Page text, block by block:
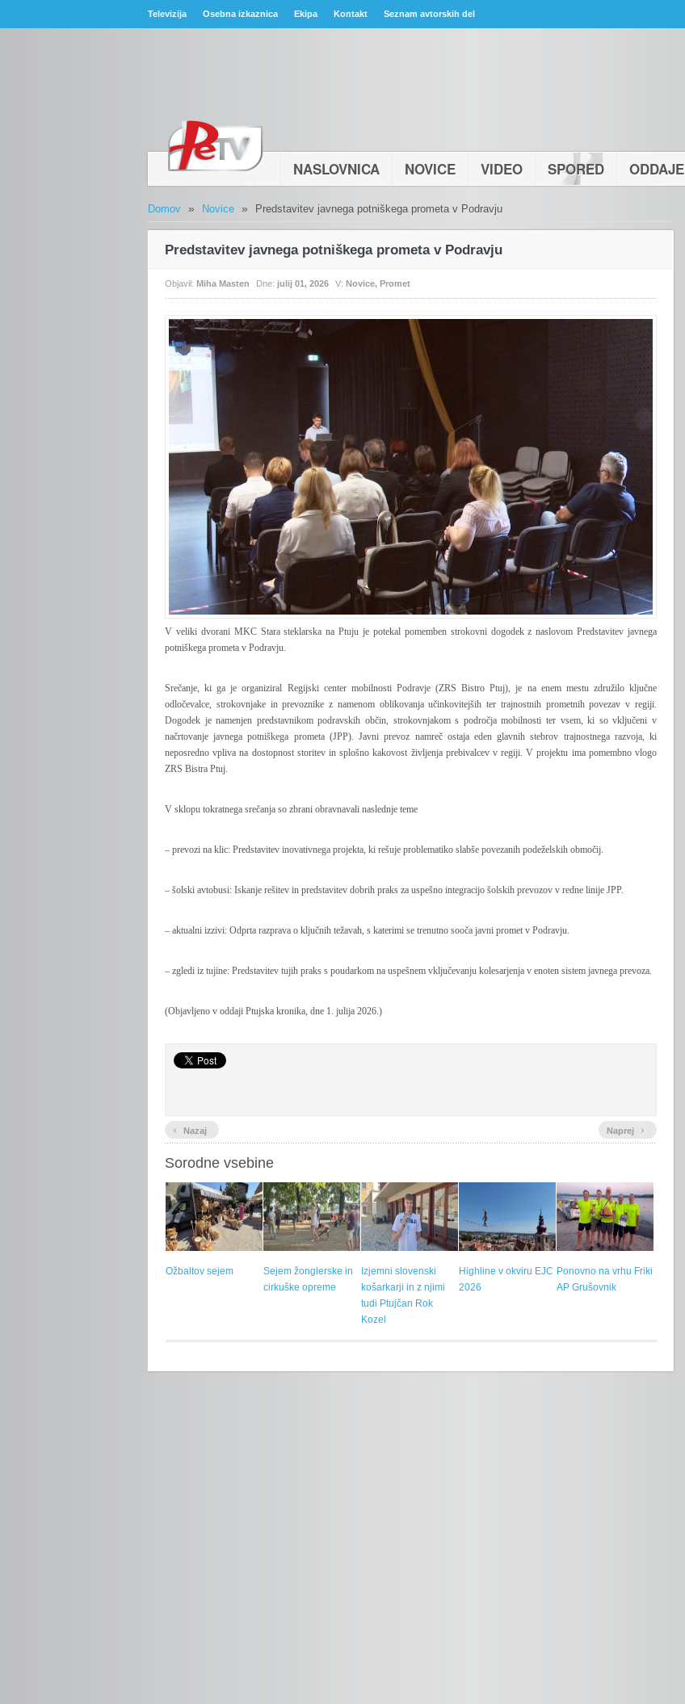
Televizija Osebna izkaznica Ekipa Kontakt Seznam avtorskih del
NASLOVNICA NOVICE VIDEO SPORED ODDAJE
Domov » Novice » Predstavitev javnega potniškega prometa v Podravju
Predstavitev javnega potniškega prometa v Podravju
Objavil: Miha Masten Dne: julij 01, 2026 V: Novice, Promet
V veliki dvorani MKC Stara steklarska na Ptuju je potekal pomemben strokovni dogodek z naslovom Predstavitev javnega
potniškega prometa v Podravju.
Srečanje, ki ga je organiziral Regijski center mobilnosti Podravje (ZRS Bistro Ptuj), je na enem mestu združilo ključne
odločevalce, strokovnjake in prevoznike z namenom oblikovanja učinkovitejših ter trajnostnih prometnih povezav v regiji.
Dogodek je namenjen predstavnikom podravskih občin, strokovnjakom s področja mobilnosti ter vsem, ki so vključeni v
načrtovanje javnega potniškega prometa (JPP). Javni prevoz namreč ostaja eden glavnih stebrov trajnostnega razvoja, ki
neposredno vpliva na dostopnost storitev in splošno kakovost življenja prebivalcev v regiji. V projektu ima pomembno vlogo
ZRS Bistra Ptuj.
V sklopu tokratnega srečanja so zbrani obravnavali naslednje teme
– prevozi na klic: Predstavitev inovativnega projekta, ki rešuje problematiko slabše povezanih podeželskih območij.
– šolski avtobusi: Iskanje rešitev in predstavitev dobrih praks za uspešno integracijo šolskih prevozov v redne linije JPP.
– aktualni izzivi: Odprta razprava o ključnih težavah, s katerimi se trenutno sooča javni promet v Podravju.
– zgledi iz tujine: Predstavitev tujih praks s poudarkom na uspešnem vključevanju kolesarjenja v enoten sistem javnega prevoza.
(Objavljeno v oddaji Ptujska kronika, dne 1. julija 2026.)
‹ Nazaj Naprej ›
Sorodne vsebine
Ožbaltov sejem
Sejem žonglerske in
cirkuške opreme
Izjemni slovenski
košarkarji in z njimi
tudi Ptujčan Rok
Kozel
Highline v okviru EJC
2026
Ponovno na vrhu Friki
AP Grušovnik